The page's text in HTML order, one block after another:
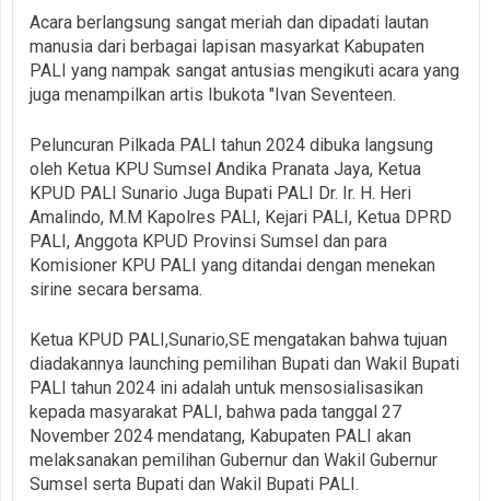
Acara berlangsung sangat meriah dan dipadati lautan
manusia dari berbagai lapisan masyarkat Kabupaten
PALI yang nampak sangat antusias mengikuti acara yang
juga menampilkan artis Ibukota "Ivan Seventeen.
Peluncuran Pilkada PALI tahun 2024 dibuka langsung
oleh Ketua KPU Sumsel Andika Pranata Jaya, Ketua
KPUD PALI Sunario Juga Bupati PALI Dr. Ir. H. Heri
Amalindo, M.M Kapolres PALI, Kejari PALI, Ketua DPRD
PALI, Anggota KPUD Provinsi Sumsel dan para
Komisioner KPU PALI yang ditandai dengan menekan
sirine secara bersama.
Ketua KPUD PALI,Sunario,SE mengatakan bahwa tujuan
diadakannya launching pemilihan Bupati dan Wakil Bupati
PALI tahun 2024 ini adalah untuk mensosialisasikan
kepada masyarakat PALI, bahwa pada tanggal 27
November 2024 mendatang, Kabupaten PALI akan
melaksanakan pemilihan Gubernur dan Wakil Gubernur
Sumsel serta Bupati dan Wakil Bupati PALI.